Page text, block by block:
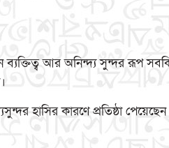
ব্যক্তিত্ব আর অনিন্দ্য সুন্দর রূপ
হাসির কারণে প্রতিষ্ঠা পেয়েছেন